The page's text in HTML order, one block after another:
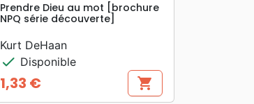
Prendre Dieu au mot [brochure
NPQ série découverte]
Kurt DeHaan
check Disponible
Prix
1,33 € shopping_cart